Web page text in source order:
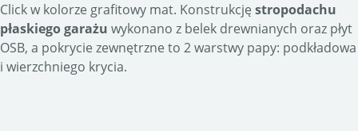
Click w kolorze grafitowy mat. Konstrukcję stropodachu
płaskiego garażu wykonano z belek drewnianych oraz płyt
OSB, a pokrycie zewnętrzne to 2 warstwy papy: podkładowa
i wierzchniego krycia.